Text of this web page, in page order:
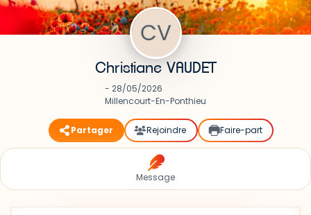
Christiane VAUDET
- 28/05/2026
Millencourt-En-Ponthieu
Partager Rejoindre Faire-part
Message